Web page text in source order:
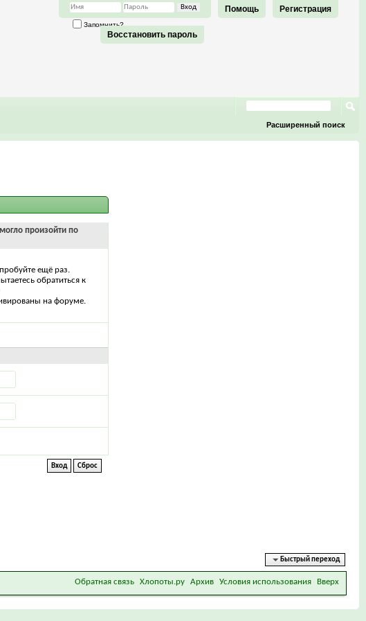
Регистрация
Помощь
Запомнить?
Восстановить пароль
Расширенный поиск
произойти по
ещё раз.
обратиться к
на форуме.
Быстрый переход
Обратная связь Хлопоты.ру Архив Условия использования Вверх